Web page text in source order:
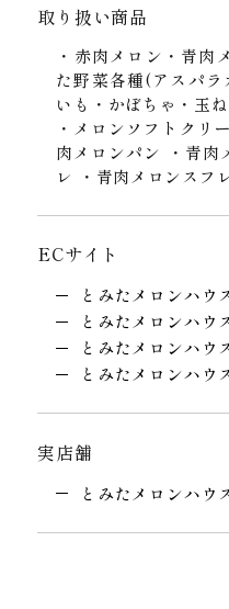
取り扱い商品
・赤肉メロン・青肉
た野菜各種(アスパラ
いも・かぼちゃ・玉
・メロンソフトクリ
肉メロンパン ・青肉
レ ・青肉メロンスフ
ECサイト
とみたメロンハ
とみたメロンハウ
とみたメロンハウ
とみたメロンハウ
実店舗
とみたメロンハウ